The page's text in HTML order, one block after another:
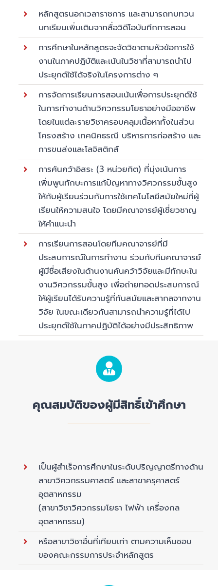
หลักสูตรนอกเวลาราชการ และสามารถทบทวน
บทเรียนเพิ่มเติมจากสื่อวิดีโอบันทึกการสอน
การศึกษาในหลักสูตรจะจัดวิชาตามหัวข้อการใช้
งานในภาคปฏิบัติและเน้นในวิชาที่สามารถนำไป
ประยุกต์ใช้ได้จริงในโครงการต่าง ๆ
การจัดการเรียนการสอนเน้นเพื่อการประยุกต์ใช้
ในการทำงานด้านวิศวกรรมโยธาอย่างมืออาชีพ
โดยในแต่ละรายวิชาครอบคลุมเนื้อหาทั้งในส่วน
โครงสร้าง เทคนิคธรณี บริหารการก่อสร้าง และ
การขนส่งและโลจิสติกส์
การค้นคว้าอิสระ (3 หน่วยกิต) ที่มุ่งเน้นการ
เพิ่มพูนทักษะการแก้ปัญหาทางวิศวกรรมขั้นสูง
ให้กับผู้เรียนร่วมกับการใช้เทคโนโลยีสมัยใหม่ที่ผู้
เรียนให้ความสนใจ โดยมีคณาจารย์ผู้เชี่ยวชาญ
ให้คำแนะนำ
การเรียนการสอนโดยทีมคณาจารย์ที่มี
ประสบการณ์ในการทำงาน ร่วมกับทีมคณาจารย์
ผู้มีชื่อเสียงในด้านงานค้นคว้าวิจัยและมีทักษะใน
งานวิศวกรรมขั้นสูง เพื่อถ่ายทอดประสบการณ์
ให้ผู้เรียนได้รับความรู้ที่ทันสมัยและสากลจากงาน
วิจัย ในขณะเดียวกันสามารถนำความรู้ที่ได้ไป
ประยุกต์ใช้ในภาคปฏิบัติได้อย่างมีประสิทธิภาพ
คุณสมบัติของผู้มีสิทธิ์เข้าศึกษา
เป็นผู้สำเร็จการศึกษาในระดับปริญญาตรีทางด้าน
สาขาวิศวกรรมศาสตร์ และสาขาครุศาสตร์
อุตสาหกรรม
(สาขาวิชาวิศวกรรมโยธา ไฟฟ้า เครื่องกล
อุตสาหกรรม)
หรือสาขาวิชาอื่นที่เทียบเท่า ตามความเห็นชอบ
ของคณะกรรมการประจำหลักสูตร